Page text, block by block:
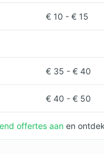
€ 10 - € 15
€ 35 - € 40
€ 40 - € 50
offertes aan en